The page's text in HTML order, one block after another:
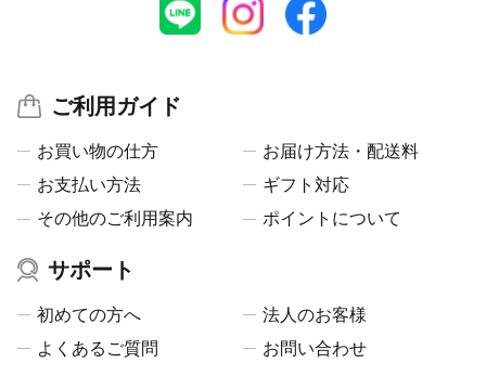
ご利用ガイド
お買い物の仕方
お届け方法・配送料
お支払い方法
ギフト対応
その他のご利用案内
ポイントについて
サポート
初めての方へ
法人のお客様
よくあるご質問
お問い合わせ